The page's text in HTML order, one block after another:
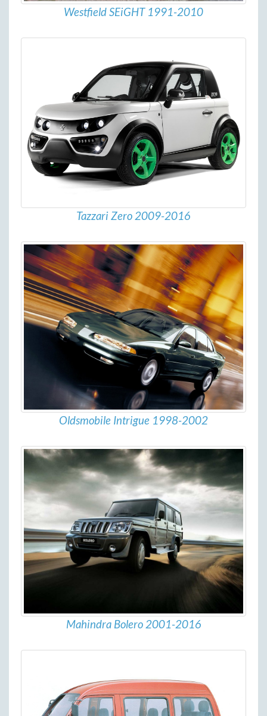
Westfield SEiGHT 1991-2010
Tazzari Zero 2009-2016
Oldsmobile Intrigue 1998-2002
Mahindra Bolero 2001-2016